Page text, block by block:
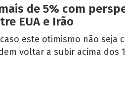
de 5% com
EUA e Irão
este otimismo não seja
voltar a subir acima dos